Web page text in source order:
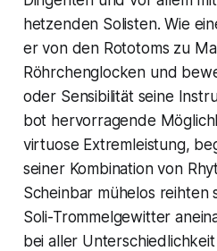
hetzenden Solisten. Wie
er von den Rototoms zu
Röhrchenglocken und
oder Sensibilität seine
bot hervorragende
virtuose Extremleistung,
seiner Kombination von
Scheinbar mühelos reihten
Soli-Trommelgewitter
bei aller